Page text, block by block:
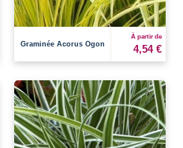
Graminée Acorus Ogon
À partir de
4,54 €